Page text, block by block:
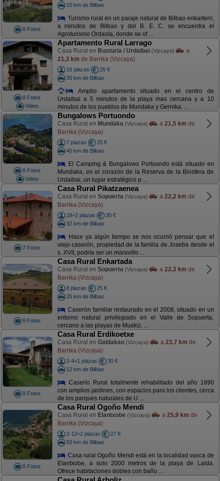
8 Fotos
10 km de Bilbao
Turismo rural en un paraje natural de Bilbao enkarterri,
a minutos de Bilbao y del B. E. C. se encuentra el
Agroturismo Ordaola, donde se of ...
8 Fotos
Video
Apartamento Rural Larrago
Casa Rural en Busturia / Urdaibai (Vizcaya)
a
21,3 km de Barrika (Vizcaya)
16 plazas
25 €
35 km de Bilbao
Amplio apartamento situado en el centro de
Urdaibai a 5 minutos de la playa mas cercana y a 10
minutos de los pueblos de Mundaka y Gernika. ...
8 Fotos
Video
Bungalows Portuondo
Casa Rural en Mundaka (Vizcaya) a 21,5 km de
Barrika (Vizcaya)
7 plazas
25 €
40 km de Bilbao
El Camping & Bungalows Portuondo está situado en
Mundaka, en el corazón de la Reserva de la Biosfera de
Urdaibai, un lugar estratégico p ...
7 Fotos
Casa Rural Pikatzaenea
Casa Rural en Sopuerta (Vizcaya) a 22,2 km de
Barrika (Vizcaya)
18+2 plazas
30 €
32 km de Bilbao
Hace ya algún tiempo se nos ocurrió pensar que el
viejo caserón, propiedad de la familia de Joseba desde el
s. XVII, podría ser un maravillo ...
8 Fotos
Casa Rural Enkartada
Casa Rural en Sopuerta (Vizcaya) a 22,3 km de
Barrika (Vizcaya)
8 plazas
25 €
25 km de Bilbao
Caserón familiar restaurado en el 2008, situado en un
entorno natural privilegiado en el Valle de Sopuerta,
cercano a las playas de Muskiz, ...
8 Fotos
Casa Rural Erdikoetxe
Casa Rural en Galdakao (Vizcaya) a 23,7 km de
Barrika (Vizcaya)
2-4+1 plazas
30 €
12 km de Bilbao
Caserío Rural totalmente rehabilitado del año 1890
con amplios jardines, con espacios para los clientes, cerca
de los parques naturales de U ...
8 Fotos
Casa Rural Ogoño Mendi
Casa Rural en Elantxobe (Vizcaya) a 25,9 km de
Barrika (Vizcaya)
2-12+2 plazas
27 €
50 km de Bilbao
Casa rural Ogoño Mendi está en la localidad vasca de
Elantxobe, a solo 2000 metros de la playa de Laida.
Ofrece habitaciones dobles con baño ...